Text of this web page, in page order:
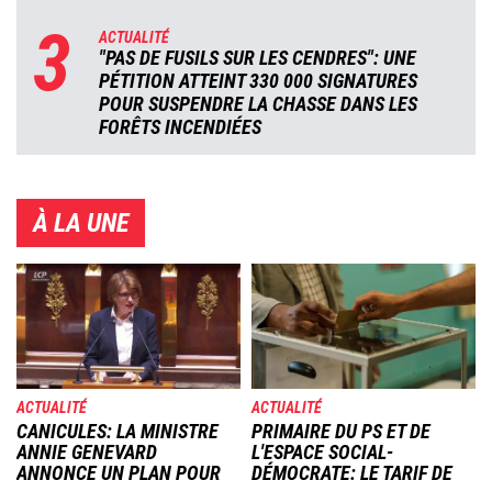
3 ACTUALITÉ
"PAS DE FUSILS SUR LES CENDRES": UNE
PÉTITION ATTEINT 330 000 SIGNATURES
POUR SUSPENDRE LA CHASSE DANS LES
FORÊTS INCENDIÉES
À LA UNE
Image
ACTUALITÉ
CANICULES: LA MINISTRE
ANNIE GENEVARD
ANNONCE UN PLAN POUR
Image
ACTUALITÉ
PRIMAIRE DU PS ET DE
L'ESPACE SOCIAL-
DÉMOCRATE: LE TARIF DE